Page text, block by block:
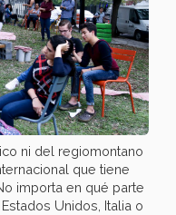
ni del regiomontano
que tiene
importa en qué parte
Unidos, Italia o